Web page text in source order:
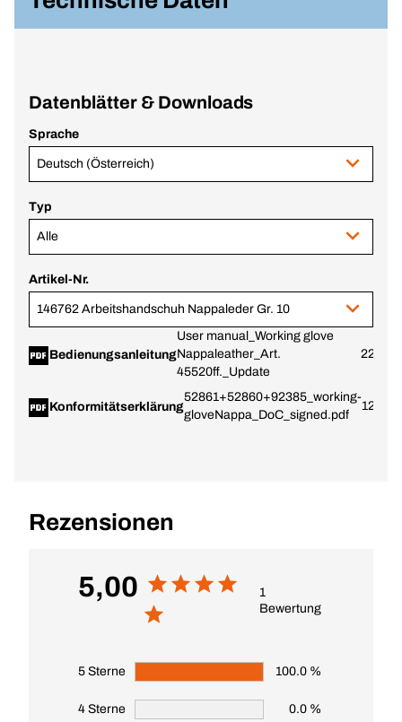
Datenblätter & Downloads
Sprache
Deutsch (Österreich)
Typ
Alle
Artikel-Nr.
146762 Arbeitshandschuh Nappaleder Gr. 10
Bedienungsanleitung
User manual_Working glove
Nappaleather_Art.
45520ff._Update
Konformitätserklärung
52861+52860+92385_working-
gloveNappa_DoC_signed.pdf
Rezensionen
5,00
1
Bewertung
5 Sterne 100.0 %
4 Sterne 0.0 %